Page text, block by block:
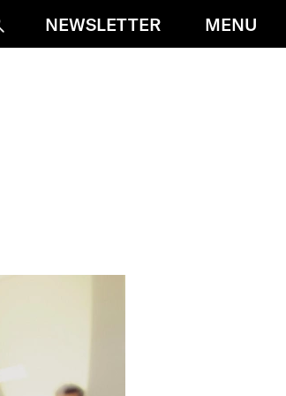
SucheNEWSLETTER MENU